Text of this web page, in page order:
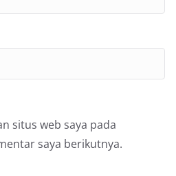
situs web saya pada
saya berikutnya.